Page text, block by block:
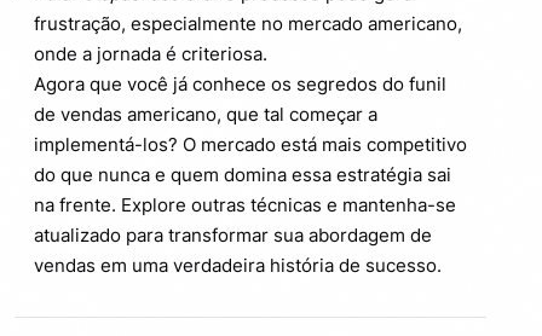
frustração, especialmente no mercado americano,
onde a jornada é criteriosa.
Agora que você já conhece os segredos do funil
de vendas americano, que tal começar a
implementá-los? O mercado está mais competitivo
do que nunca e quem domina essa estratégia sai
na frente. Explore outras técnicas e mantenha-se
atualizado para transformar sua abordagem de
vendas em uma verdadeira história de sucesso.